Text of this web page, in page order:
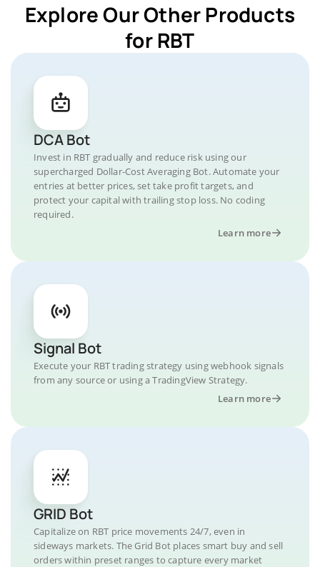
Explore Our Other Products
for RBT
DCA Bot
Invest in RBT gradually and reduce risk using our
supercharged Dollar-Cost Averaging Bot. Automate your
entries at better prices, set take profit targets, and
protect your capital with trailing stop loss. No coding
required.
Learn more
Signal Bot
Execute your RBT trading strategy using webhook signals
from any source or using a TradingView Strategy.
Learn more
GRID Bot
Capitalize on RBT price movements 24/7, even in
sideways markets. The Grid Bot places smart buy and sell
orders within preset ranges to capture every market